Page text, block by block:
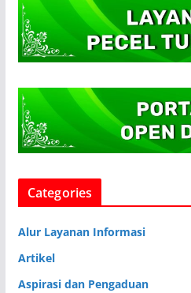
Categories
Alur Layanan Informasi
Artikel
Aspirasi dan Pengaduan